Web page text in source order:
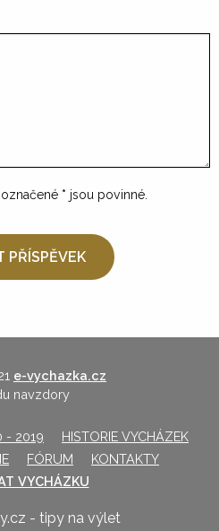
* jsou povinné.
e-vychazka.cz
navzdory
- 2019
HISTORIE VYCHÁZEK
FÓRUM
KONTAKTY
VYCHÁZKU